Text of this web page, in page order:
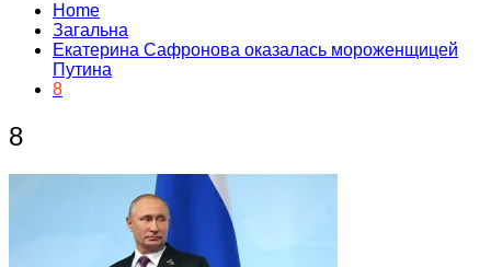
Home
Загальна
Екатерина Сафронова оказалась мороженщицей
Путина
8
8